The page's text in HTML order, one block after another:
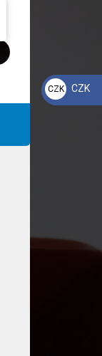
CZK
Kč
CZK